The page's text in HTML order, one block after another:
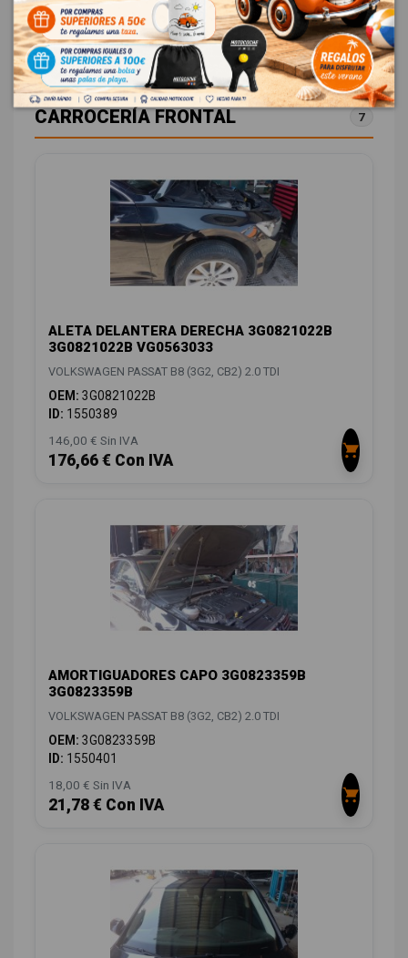
798,00 € Sin IVA
965,58 € Con IVA
CARROCERÍA FRONTAL 7
ALETA DELANTERA DERECHA 3G0821022B
3G0821022B VG0563033
VOLKSWAGEN PASSAT B8 (3G2, CB2) 2.0 TDI
OEM: 3G0821022B
ID: 1550389
146,00 € Sin IVA
176,66 € Con IVA
AMORTIGUADORES CAPO 3G0823359B
3G0823359B
VOLKSWAGEN PASSAT B8 (3G2, CB2) 2.0 TDI
OEM: 3G0823359B
ID: 1550401
18,00 € Sin IVA
21,78 € Con IVA